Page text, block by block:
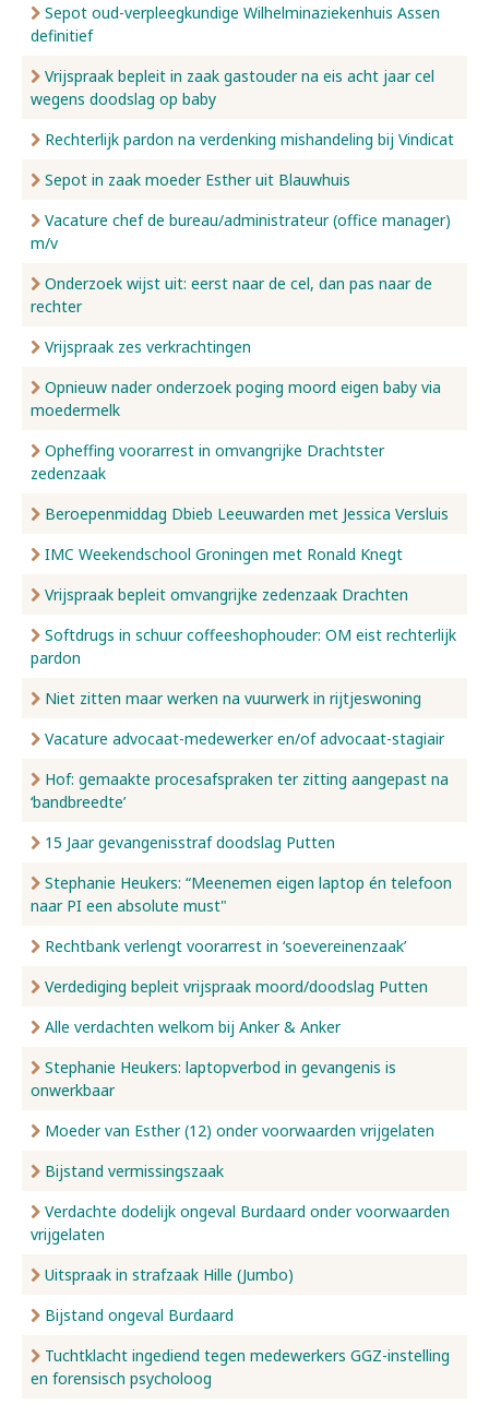
Sepot oud-verpleegkundige Wilhelminaziekenhuis Assen
definitief
Vrijspraak bepleit in zaak gastouder na eis acht jaar cel
wegens doodslag op baby
Rechterlijk pardon na verdenking mishandeling bij Vindicat
Sepot in zaak moeder Esther uit Blauwhuis
Vacature chef de bureau/administrateur (office manager)
m/v
Onderzoek wijst uit: eerst naar de cel, dan pas naar de
rechter
Vrijspraak zes verkrachtingen
Opnieuw nader onderzoek poging moord eigen baby via
moedermelk
Opheffing voorarrest in omvangrijke Drachtster
zedenzaak
Beroepenmiddag Dbieb Leeuwarden met Jessica Versluis
IMC Weekendschool Groningen met Ronald Knegt
Vrijspraak bepleit omvangrijke zedenzaak Drachten
Softdrugs in schuur coffeeshophouder: OM eist rechterlijk
pardon
Niet zitten maar werken na vuurwerk in rijtjeswoning
Vacature advocaat-medewerker en/of advocaat-stagiair
Hof: gemaakte procesafspraken ter zitting aangepast na
‘bandbreedte’
15 Jaar gevangenisstraf doodslag Putten
Stephanie Heukers: “Meenemen eigen laptop én telefoon
naar PI een absolute must"
Rechtbank verlengt voorarrest in ‘soevereinenzaak’
Verdediging bepleit vrijspraak moord/doodslag Putten
Alle verdachten welkom bij Anker & Anker
Stephanie Heukers: laptopverbod in gevangenis is
onwerkbaar
Moeder van Esther (12) onder voorwaarden vrijgelaten
Bijstand vermissingszaak
Verdachte dodelijk ongeval Burdaard onder voorwaarden
vrijgelaten
Uitspraak in strafzaak Hille (Jumbo)
Bijstand ongeval Burdaard
Tuchtklacht ingediend tegen medewerkers GGZ-instelling
en forensisch psycholoog